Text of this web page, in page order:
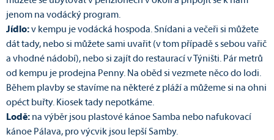
jenom na vodácký program.
Jídlo:v kempu je vodácká hospoda. Snídani a večeři si můžete
dát tady, nebo si můžete sami uvařit (v tom případě s sebou vařič
a vhodné nádobí), nebo si zajít do restaurací v Týništi. Pár metrů
od kempu je prodejna Penny. Na oběd si vezmete něco do lodi.
Během plavby se stavíme na některé z pláží a můžeme si na ohni
opéct buřty. Kiosek tady nepotkáme.
Lodě: na výběr jsou plastové kánoe Samba nebo nafukovací
kánoe Pálava, pro výcvik jsou lepší Samby.